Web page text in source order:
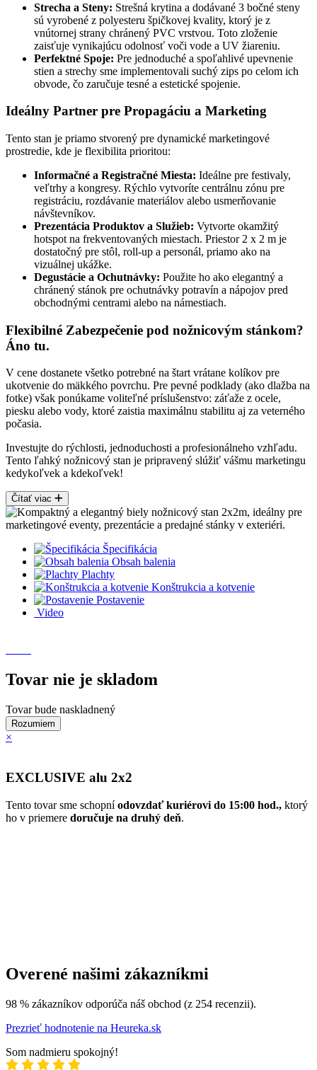
Strecha a Steny: Strešná krytina a dodávané 3 bočné steny
sú vyrobené z polyesteru špičkovej kvality, ktorý je z
vnútornej strany chránený PVC vrstvou. Toto zloženie
zaisťuje vynikajúcu odolnosť voči vode a UV žiareniu.
Perfektné Spoje: Pre jednoduché a spoľahlivé upevnenie
stien a strechy sme implementovali suchý zips po celom ich
obvode, čo zaručuje tesné a estetické spojenie.
Ideálny Partner pre Propagáciu a Marketing
Tento stan je priamo stvorený pre dynamické marketingové
prostredie, kde je flexibilita prioritou:
Informačné a Registračné Miesta: Ideálne pre festivaly,
veľtrhy a kongresy. Rýchlo vytvoríte centrálnu zónu pre
registráciu, rozdávanie materiálov alebo usmerňovanie
návštevníkov.
Prezentácia Produktov a Služieb: Vytvorte okamžitý
hotspot na frekventovaných miestach. Priestor 2 x 2 m je
dostatočný pre stôl, roll-up a personál, priamo ako na
vizuálnej ukážke.
Degustácie a Ochutnávky: Použite ho ako elegantný a
chránený stánok pre ochutnávky potravín a nápojov pred
obchodnými centrami alebo na námestiach.
Flexibilné Zabezpečenie pod nožnicovým stánkom?
Áno tu.
V cene dostanete všetko potrebné na štart vrátane kolíkov pre
ukotvenie do mäkkého povrchu. Pre pevné podklady (ako dlažba na
fotke) však ponúkame voliteľné príslušenstvo: záťaže z ocele,
piesku alebo vody, ktoré zaistia maximálnu stabilitu aj za veterného
počasia.
Investujte do rýchlosti, jednoduchosti a profesionálneho vzhľadu.
Tento ľahký nožnicový stan je pripravený slúžiť vášmu marketingu
kedykoľvek a kdekoľvek!
Čítať viac
Špecifikácia
Obsah balenia
Plachty
Konštrukcia a kotvenie
Postavenie
Video
Tovar nie je skladom
Tovar bude naskladnený
Rozumiem
×
EXCLUSIVE alu 2x2
Tento tovar sme schopníodovzdať kuriérovi do 15:00 hod., ktorý
ho v priemere doručuje na druhý deň.
Overené našimi zákazníkmi
98 % zákazníkov odporúča náš obchod (z 254 recenzii).
Prezrieť hodnotenie na Heureka.sk
Som nadmieru spokojný!